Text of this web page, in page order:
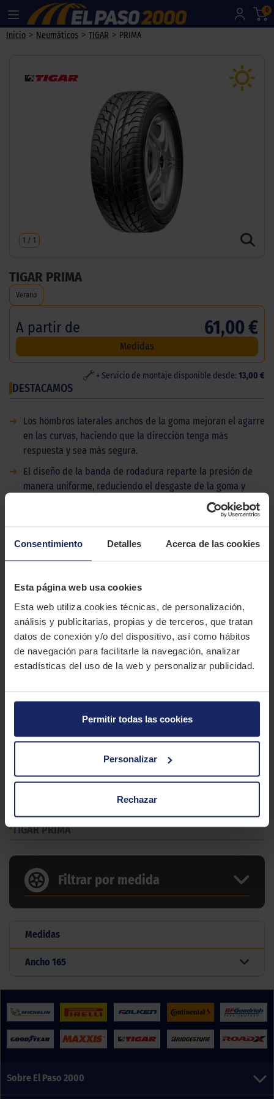
Consentimiento Detalles Acerca de las cookies
Esta página web usa cookies
Esta web utiliza cookies técnicas, de personalización,
análisis y publicitarias, propias y de terceros, que tratan
datos de conexión y/o del dispositivo, así como hábitos
de navegación para facilitarle la navegación, analizar
estadísticas del uso de la web y personalizar publicidad.
Permitir todas las cookies
Personalizar
Rechazar
0
Inicio > Neumáticos > TIGAR > PRIMA
1 / 1
TIGAR PRIMA
Verano
A partir de 61,00 €
Medidas
+ Servicio de montaje disponible desde: 13,00 €
DESTACAMOS
➜
Los hombros laterales anchos de la goma mejoran el agarre
en las curvas, haciendo que la dirección tenga más
respuesta y sea más segura.
➜
El diseño de la banda de rodadura reparte la presión de
manera uniforme, reduciendo el desgaste de la goma y
Pida sus Tigar Prima de manera fácil y rápida desde la web
Canarias.
TIGAR PRIMA
El Tigar Prima es un neumático para turismos que destaca por
ofrecer una buena tracción y estabilidad en carretera por un
precio excelente.
TIGAR
Modelo
PRIMA
Verano
Tipo conducción
1 MEDIDAS PARA EL NEUMÁTICO
TIGAR PRIMA
Filtrar por medida
Medidas
Ancho 165
Sobre El Paso 2000